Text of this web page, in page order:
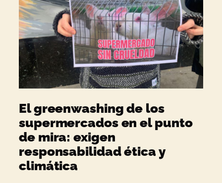
El greenwashing de los
supermercados en el punto
de mira: exigen
responsabilidad ética y
climática